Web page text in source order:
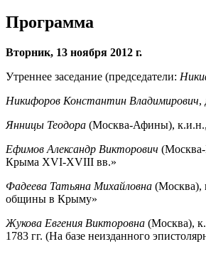
Программа
Вторник, 13 ноября 2012 г.
Утреннее заседание (председатели:
Никифоров Константин Владимирович,
Янницы Теодора (Москва-Афины), к.и.н.,
Ефимов Александр Викторович (Москва-
Крыма XVI-XVIII вв.»
Фадеева Татьяна Михайловна (Москва),
общины в Крыму»
Жукова Евгения Викторовна (Москва),
1783 гг. (На базе неизданного